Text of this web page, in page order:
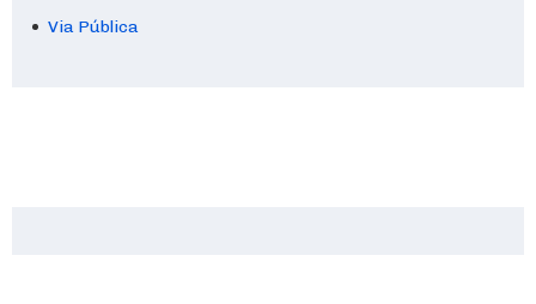
Via Pública